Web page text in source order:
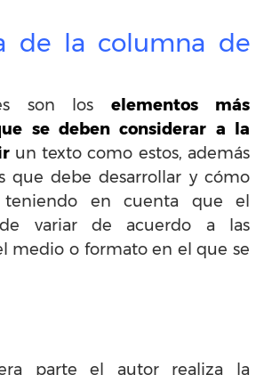
de la columna de
son loselementos más
se deben considerar a la
un texto como estos, además
que debe desarrollar y cómo
teniendo en cuenta que el
variar de acuerdo a las
medio o formato en el que se
parte el autor realiza la